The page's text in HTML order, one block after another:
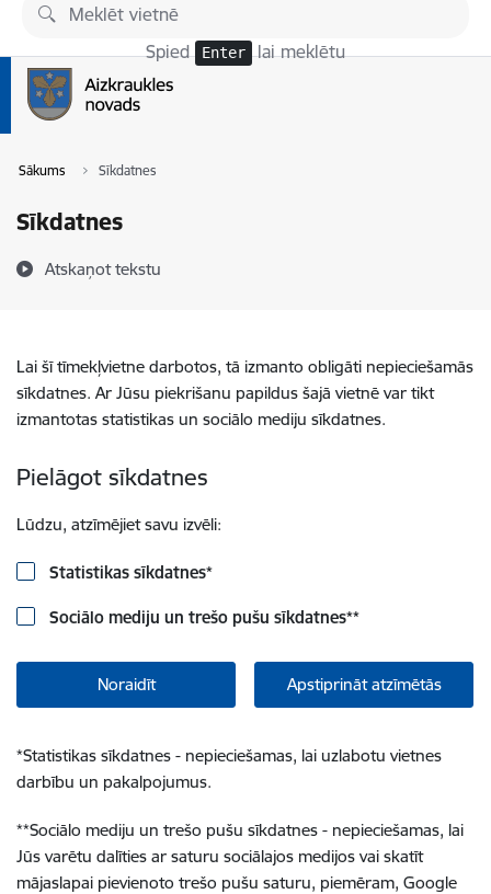
Pāriet uz lapas saturu
Spied Enter lai meklētu
Sākums Sīkdatnes
Sīkdatnes
Atskaņot tekstu
Lai šī tīmekļvietne darbotos, tā izmanto obligāti nepieciešamās
sīkdatnes. Ar Jūsu piekrišanu papildus šajā vietnē var tikt
izmantotas statistikas un sociālo mediju sīkdatnes.
Pielāgot sīkdatnes
Lūdzu, atzīmējiet savu izvēli:
Statistikas sīkdatnes*
Sociālo mediju un trešo pušu sīkdatnes**
Noraidīt Apstiprināt atzīmētās
*Statistikas sīkdatnes - nepieciešamas, lai uzlabotu vietnes
darbību un pakalpojumus.
**Sociālo mediju un trešo pušu sīkdatnes - nepieciešamas, lai
Jūs varētu dalīties ar saturu sociālajos medijos vai skatīt
mājaslapai pievienoto trešo pušu saturu, piemēram, Google